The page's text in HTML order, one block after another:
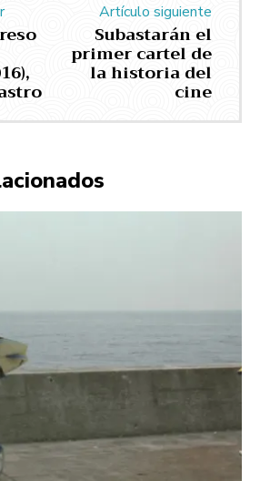
Artículo siguiente
Subastarán el
primer cartel de
la historia del
cine